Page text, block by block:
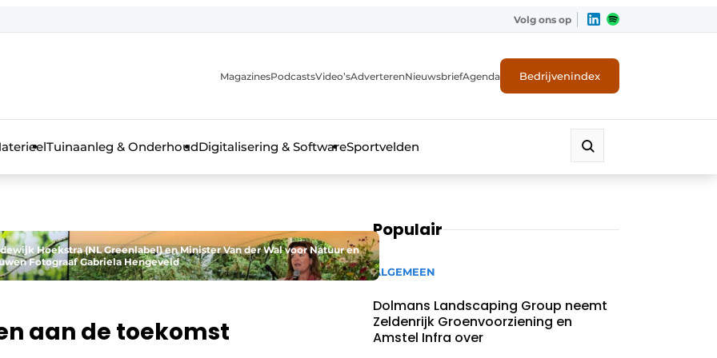
Volg ons op
MagazinesPodcastsVideo’sAdverterenNieuwsbriefAgenda Bedrijvenindex
Tuinaanleg & OnderhoudDigitalisering & SoftwareSportvelden
Hoekstra (NL Greenlabel) en Minister Van der Wal voor Natuur en
Fotograaf Gabriela Hengeveld
aan de toekomst
Populair
ALGEMEEN
Dolmans Landscaping Group neemt
Zeldenrijk Groenvoorziening en
Amstel Infra over